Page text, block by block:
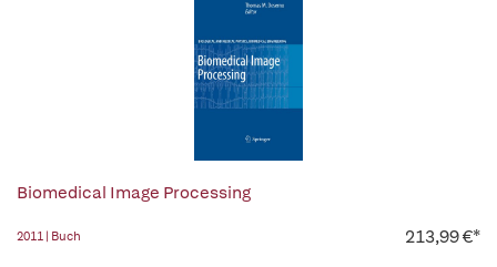
Biomedical Image Processing
2011 | Buch 213,99 €*